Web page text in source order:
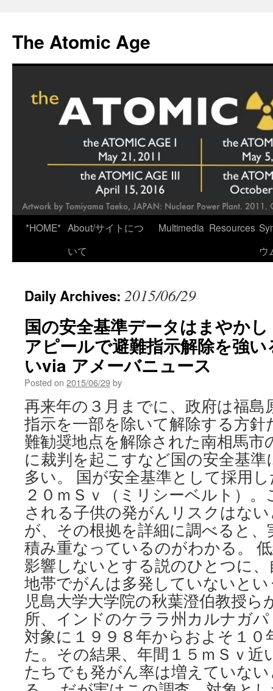
content
The Atomic Age
*HOME* About/サイトにつ
いて
Multimedia Resources
ウ
Daily Archives: 2015/06/29
国の安全基準データはまやか
アピールで避難指示解除を強
いvia アメーバニュース
Posted on 2015/06/29by
再来年の３月までに、政府は福島
指示を一部を除いて解除する方針
難勧奨地点を解除された南相馬市
に裁判を起こすなど国の安全基
多い。 国が安全基準として採用
２０ｍＳｖ（ミリシーベルト）
される子供の発がんリスクはな
が、その根拠を詳細に調べると
積み重なっているのがわかる。
影響しないとする説のひとつに
地帯でがんは多発していないと
児島大学大学院の秋葉澄伯教授
所、インドのケララ州カルナガ
対象に１９９８年からおよそ１０
た。その結果、年間１５ｍＳｖ近
たちでも発がん率は増えていな